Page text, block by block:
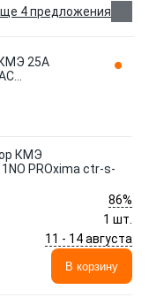
4 предложения
КМЭ 25А
380
КМЭ
PROxima ctr-s-
86%
1 шт.
11 - 14 августа
В корзину